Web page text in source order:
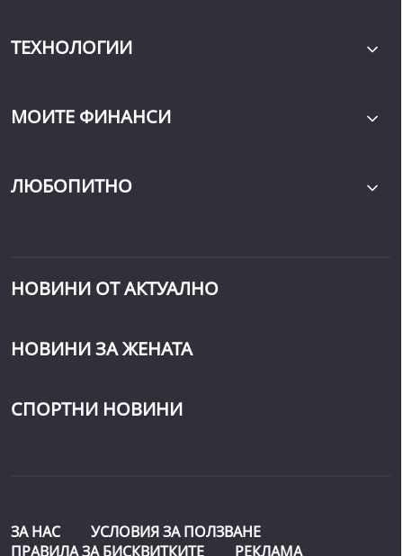
ТЕХНОЛОГИИ
МОИТЕ ФИНАНСИ
ЛЮБОПИТНО
НОВИНИ ОТ АКТУАЛНО
НОВИНИ ЗА ЖЕНАТА
СПОРТНИ НОВИНИ
ЗА НАС
УСЛОВИЯ ЗА ПОЛЗВАНЕ
ПРАВИЛА ЗА БИСКВИТКИТЕ
РЕКЛАМА